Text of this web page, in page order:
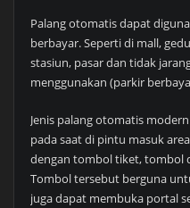
Palang otomatis dapat
berbayar. Seperti di mall,
stasiun, pasar dan tidak
menggunakan (parkir
Jenis palang otomatis
pada saat di pintu masuk
dengan tombol tiket, tombol
Tombol tersebut berguna
juga dapat membuka portal